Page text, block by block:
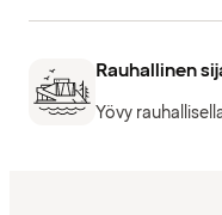
Rauhallinen
Yövy